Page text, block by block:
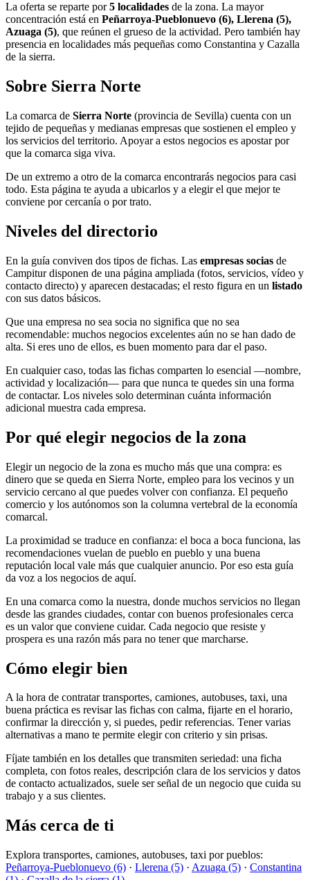
La oferta se reparte por5 localidades de la zona. La mayor
concentración está en Peñarroya-Pueblonuevo (6), Llerena (5),
Azuaga (5), que reúnen el grueso de la actividad. Pero también hay
presencia en localidades más pequeñas como Constantina y Cazalla
de la sierra.
Sobre Sierra Norte
La comarca de Sierra Norte (provincia de Sevilla) cuenta con un
tejido de pequeñas y medianas empresas que sostienen el empleo y
los servicios del territorio. Apoyar a estos negocios es apostar por
que la comarca siga viva.
De un extremo a otro de la comarca encontrarás negocios para casi
todo. Esta página te ayuda a ubicarlos y a elegir el que mejor te
conviene por cercanía o por trato.
Niveles del directorio
En la guía conviven dos tipos de fichas. Las empresas socias de
Campitur disponen de una página ampliada (fotos, servicios, vídeo y
contacto directo) y aparecen destacadas; el resto figura en un listado
con sus datos básicos.
Que una empresa no sea socia no significa que no sea
recomendable: muchos negocios excelentes aún no se han dado de
alta. Si eres uno de ellos, es buen momento para dar el paso.
En cualquier caso, todas las fichas comparten lo esencial —nombre,
actividad y localización— para que nunca te quedes sin una forma
de contactar. Los niveles solo determinan cuánta información
adicional muestra cada empresa.
Por qué elegir negocios de la zona
Elegir un negocio de la zona es mucho más que una compra: es
dinero que se queda en Sierra Norte, empleo para los vecinos y un
servicio cercano al que puedes volver con confianza. El pequeño
comercio y los autónomos son la columna vertebral de la economía
comarcal.
La proximidad se traduce en confianza: el boca a boca funciona, las
recomendaciones vuelan de pueblo en pueblo y una buena
reputación local vale más que cualquier anuncio. Por eso esta guía
da voz a los negocios de aquí.
En una comarca como la nuestra, donde muchos servicios no llegan
desde las grandes ciudades, contar con buenos profesionales cerca
es un valor que conviene cuidar. Cada negocio que resiste y
prospera es una razón más para no tener que marcharse.
Cómo elegir bien
A la hora de contratar transportes, camiones, autobuses, taxi, una
buena práctica es revisar las fichas con calma, fijarte en el horario,
confirmar la dirección y, si puedes, pedir referencias. Tener varias
alternativas a mano te permite elegir con criterio y sin prisas.
Fíjate también en los detalles que transmiten seriedad: una ficha
completa, con fotos reales, descripción clara de los servicios y datos
de contacto actualizados, suele ser señal de un negocio que cuida su
trabajo y a sus clientes.
Más cerca de ti
Explora transportes, camiones, autobuses, taxi por pueblos:
Peñarroya-Pueblonuevo (6) · Llerena (5) · Azuaga (5) · Constantina